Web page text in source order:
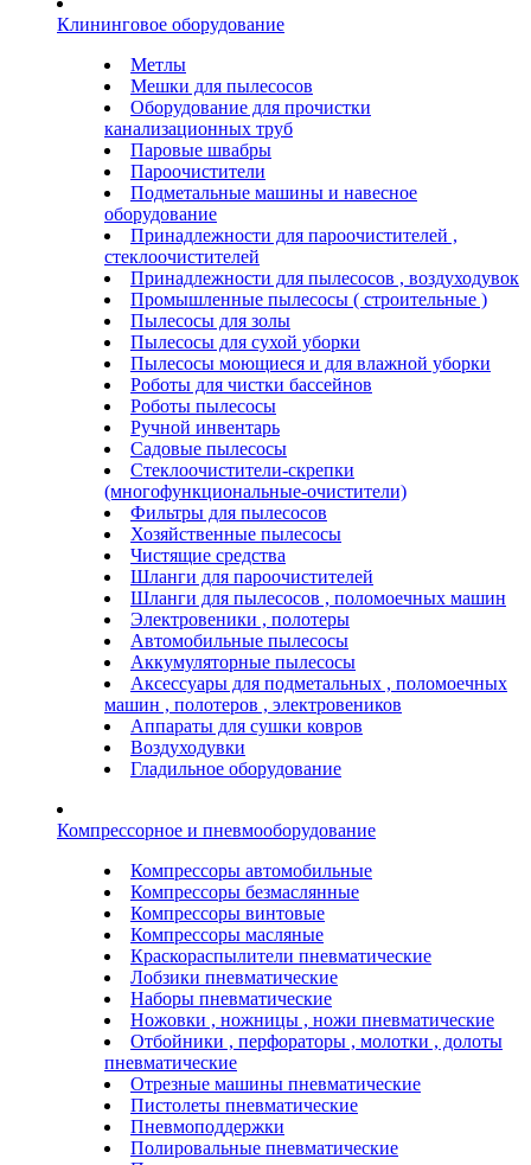
Клининговое оборудование
Метлы
Мешки для пылесосов
Оборудование для прочистки
канализационных труб
Паровые швабры
Пароочистители
Подметальные машины и навесное
оборудование
Принадлежности для пароочистителей ,
стеклоочистителей
Принадлежности для пылесосов , воздуходувок
Промышленные пылесосы ( строительные )
Пылесосы для золы
Пылесосы для сухой уборки
Пылесосы моющиеся и для влажной уборки
Роботы для чистки бассейнов
Роботы пылесосы
Ручной инвентарь
Садовые пылесосы
Стеклоочистители-скрепки
(многофункциональные-очистители)
Фильтры для пылесосов
Хозяйственные пылесосы
Чистящие средства
Шланги для пароочистителей
Шланги для пылесосов , поломоечных машин
Электровеники , полотеры
Автомобильные пылесосы
Аккумуляторные пылесосы
Аксессуары для подметальных , поломоечных
машин , полотеров , электровеников
Аппараты для сушки ковров
Воздуходувки
Гладильное оборудование
Компрессорное и пневмооборудование
Компрессоры автомобильные
Компрессоры безмаслянные
Компрессоры винтовые
Компрессоры масляные
Краскораспылители пневматические
Лобзики пневматические
Наборы пневматические
Ножовки , ножницы , ножи пневматические
Отбойники , перфораторы , молотки , долоты
пневматические
Отрезные машины пневматические
Пистолеты пневматические
Пневмоподдержки
Полировальные пневматические